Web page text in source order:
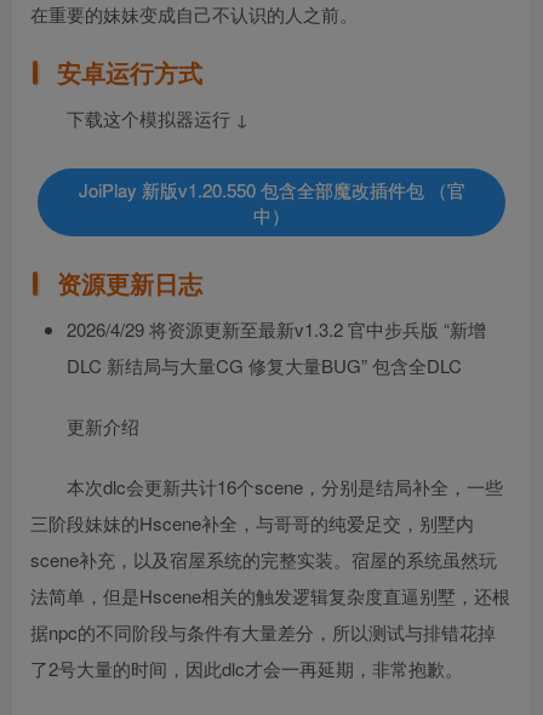
在重要的妹妹变成自己不认识的人之前。
安卓运行方式
下载这个模拟器运行 ↓
JoiPlay 新版v1.20.550 包含全部魔改插件包 （官
中）
资源更新日志
2026/4/29 将资源更新至最新v1.3.2 官中步兵版 “新增
DLC 新结局与大量CG 修复大量BUG” 包含全DLC
更新介绍
本次dlc会更新共计16个scene，分别是结局补全，一些
三阶段妹妹的Hscene补全，与哥哥的纯爱足交，别墅内
scene补充，以及宿屋系统的完整实装。宿屋的系统虽然玩
法简单，但是Hscene相关的触发逻辑复杂度直逼别墅，还根
据npc的不同阶段与条件有大量差分，所以测试与排错花掉
了2号大量的时间，因此dlc才会一再延期，非常抱歉。